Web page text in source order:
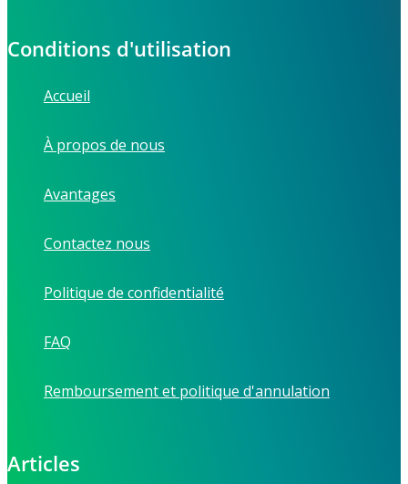
Conditions d'utilisation
Accueil
À propos de nous
Avantages
Contactez nous
Politique de confidentialité
FAQ
Remboursement et politique d'annulation
Articles